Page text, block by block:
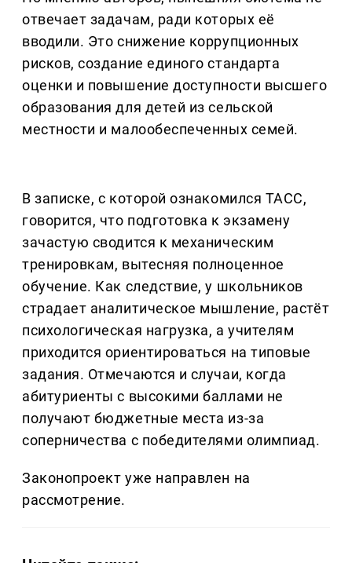
отвечает задачам, ради которых её
вводили. Это снижение коррупционных
рисков, создание единого стандарта
оценки и повышение доступности высшего
образования для детей из сельской
местности и малообеспеченных семей.
В записке, с которой ознакомился ТАСС,
говорится, что подготовка к экзамену
зачастую сводится к механическим
тренировкам, вытесняя полноценное
обучение. Как следствие, у школьников
страдает аналитическое мышление, растёт
психологическая нагрузка, а учителям
приходится ориентироваться на типовые
задания. Отмечаются и случаи, когда
абитуриенты с высокими баллами не
получают бюджетные места из-за
соперничества с победителями олимпиад.
Законопроект уже направлен на
рассмотрение.